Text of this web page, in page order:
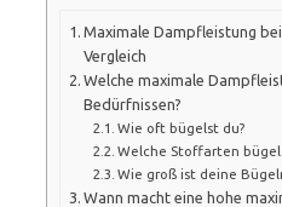
Maximale Dampfleistung
Vergleich
Welche maximale
Bedürfnissen?
Wie oft bügelst du?
Welche Stoffarten
Wie groß ist deine
Wann macht eine hohe